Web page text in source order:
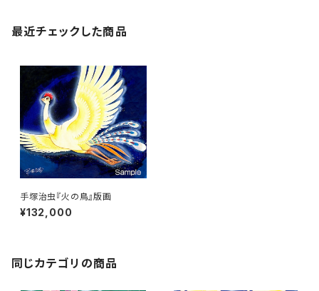
最近チェックした商品
手塚治虫『火の鳥』版画
¥132,000
同じカテゴリの商品